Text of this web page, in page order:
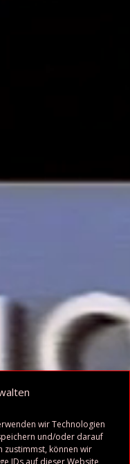
wir Technologien
und/oder darauf
zustimmst, können wir
IDs auf dieser Website